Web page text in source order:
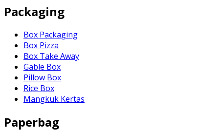
Packaging
Box Packaging
Box Pizza
Box Take Away
Gable Box
Pillow Box
Rice Box
Mangkuk Kertas
Paperbag